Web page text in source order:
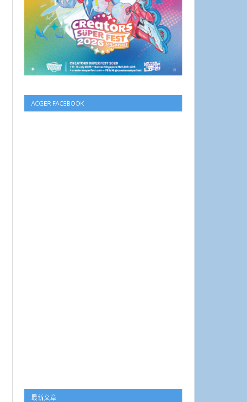
ACGER FACEBOOK
最新文章